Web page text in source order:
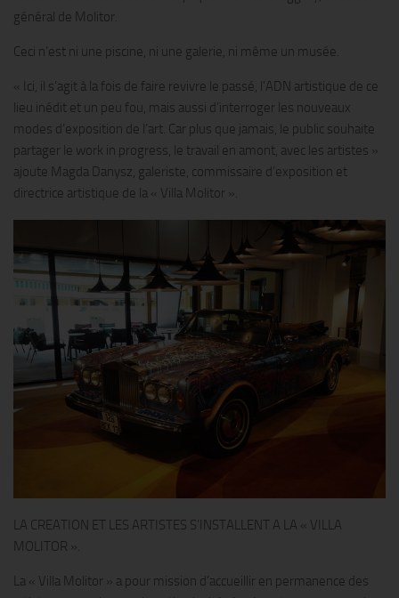
général de Molitor.
Ceci n’est ni une piscine, ni une galerie, ni même un musée.
« Ici, il s’agit à la fois de faire revivre le passé, l’ADN artistique de ce
lieu inédit et un peu fou, mais aussi d’interroger les nouveaux
modes d’exposition de l’art. Car plus que jamais, le public souhaite
partager le work in progress, le travail en amont, avec les artistes »
ajoute Magda Danysz, galeriste, commissaire d’exposition et
directrice artistique de la « Villa Molitor ».
LA CREATION ET LES ARTISTES S’INSTALLENT A LA « VILLA
MOLITOR ».
La « Villa Molitor » a pour mission d’accueillir en permanence des